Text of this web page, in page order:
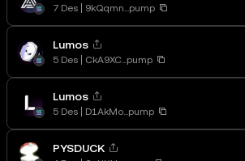
7 Des 9kQqmn...pump
Lumos
5 Des CkA9XC...pump
Lumos
5 Des D1AkMo...pump
PYSDUCK